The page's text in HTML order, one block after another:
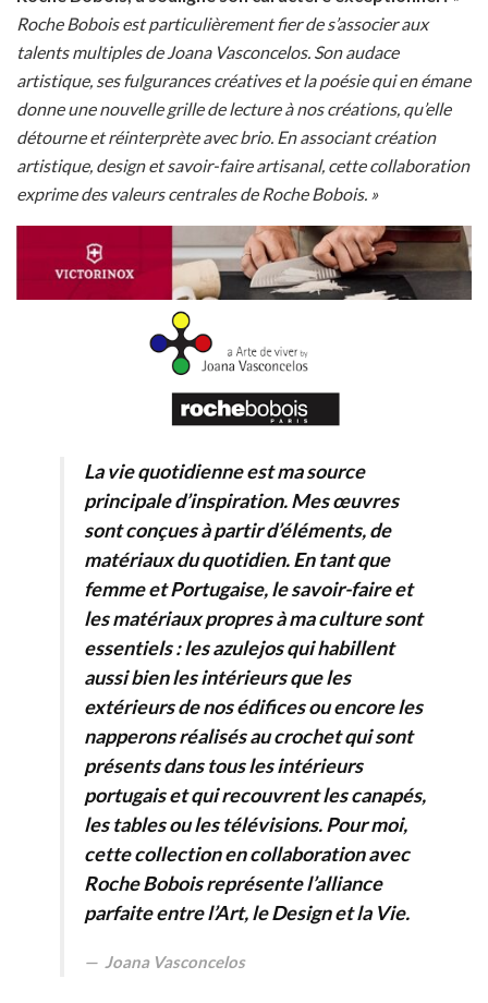
Roche Bobois est particulièrement fier de s’associer aux
talents multiples de Joana Vasconcelos. Son audace
artistique, ses fulgurances créatives et la poésie qui en émane
donne une nouvelle grille de lecture à nos créations, qu’elle
détourne et réinterprète avec brio. En associant création
artistique, design et savoir-faire artisanal, cette collaboration
exprime des valeurs centrales de Roche Bobois. »
La vie quotidienne est ma source
principale d’inspiration. Mes œuvres
sont conçues à partir d’éléments, de
matériaux du quotidien. En tant que
femme et Portugaise, le savoir-faire et
les matériaux propres à ma culture sont
essentiels : les azulejos qui habillent
aussi bien les intérieurs que les
extérieurs de nos édifices ou encore les
napperons réalisés au crochet qui sont
présents dans tous les intérieurs
portugais et qui recouvrent les canapés,
les tables ou les télévisions. Pour moi,
cette collection en collaboration avec
Roche Bobois représente l’alliance
parfaite entre l’Art, le Design et la Vie.
Joana Vasconcelos